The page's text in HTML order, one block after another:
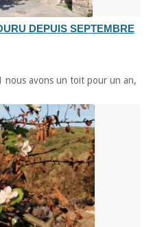
DEPUIS SEPTEMBRE
nous avons un toit pour un an,